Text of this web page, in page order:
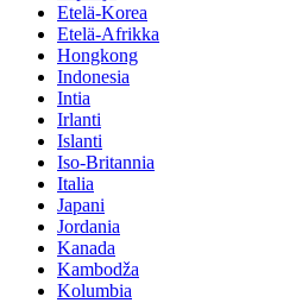
Etelä-Korea
Etelä-Afrikka
Hongkong
Indonesia
Intia
Irlanti
Islanti
Iso-Britannia
Italia
Japani
Jordania
Kanada
Kambodža
Kolumbia